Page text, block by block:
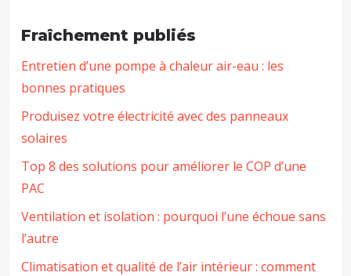
Fraîchement publiés
Entretien d’une pompe à chaleur air-eau : les
bonnes pratiques
Produisez votre électricité avec des panneaux
solaires
Top 8 des solutions pour améliorer le COP d’une
PAC
Ventilation et isolation : pourquoi l’une échoue sans
l’autre
Climatisation et qualité de l’air intérieur : comment